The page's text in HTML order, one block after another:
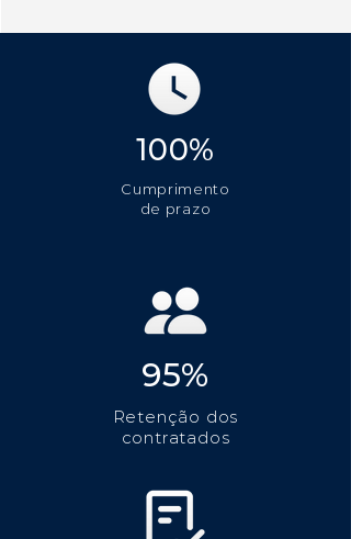
100%
Cumprimento
de prazo
95%
Retenção dos
contratados